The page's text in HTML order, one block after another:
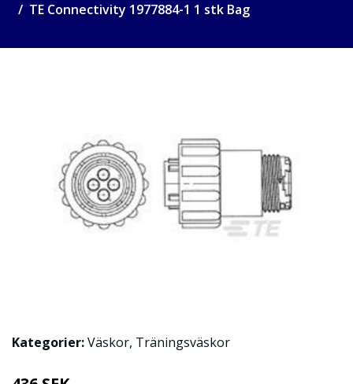
TE Connectivity 1977884-1 1 stk Bag
Kategorier:Väskor, Träningsväskor